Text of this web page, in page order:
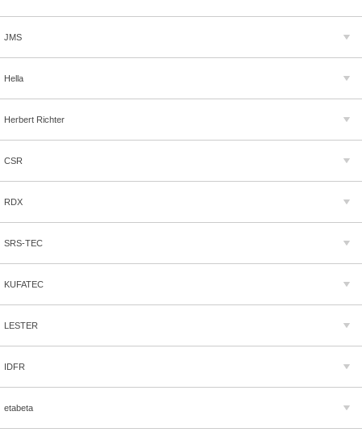
JMS
Hella
Herbert Richter
CSR
RDX
SRS-TEC
KUFATEC
LESTER
IDFR
etabeta